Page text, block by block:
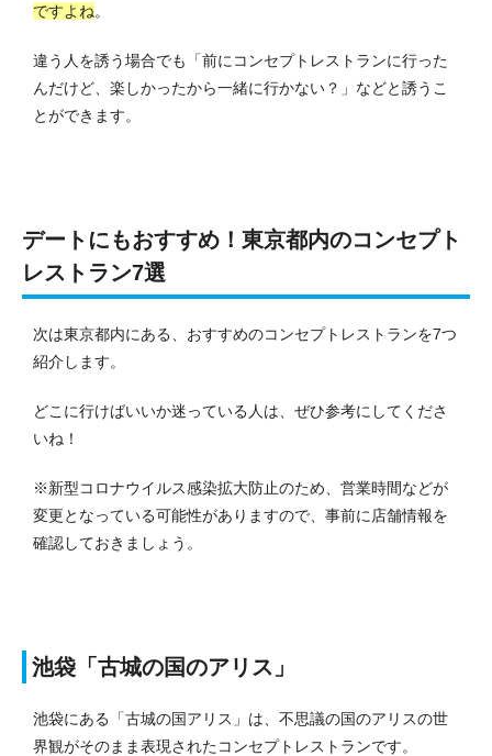
ですよね。
違う人を誘う場合でも「前にコンセプトレストランに行った
んだけど、楽しかったから一緒に行かない？」などと誘うこ
とができます。
デートにもおすすめ！東京都内のコンセプト
レストラン7選
次は東京都内にある、おすすめのコンセプトレストランを7つ
紹介します。
どこに行けばいいか迷っている人は、ぜひ参考にしてくださ
いね！
※新型コロナウイルス感染拡大防止のため、営業時間などが
変更となっている可能性がありますので、事前に店舗情報を
確認しておきましょう。
池袋「古城の国のアリス」
池袋にある「古城の国アリス」は、不思議の国のアリスの世
界観がそのまま表現されたコンセプトレストランです。